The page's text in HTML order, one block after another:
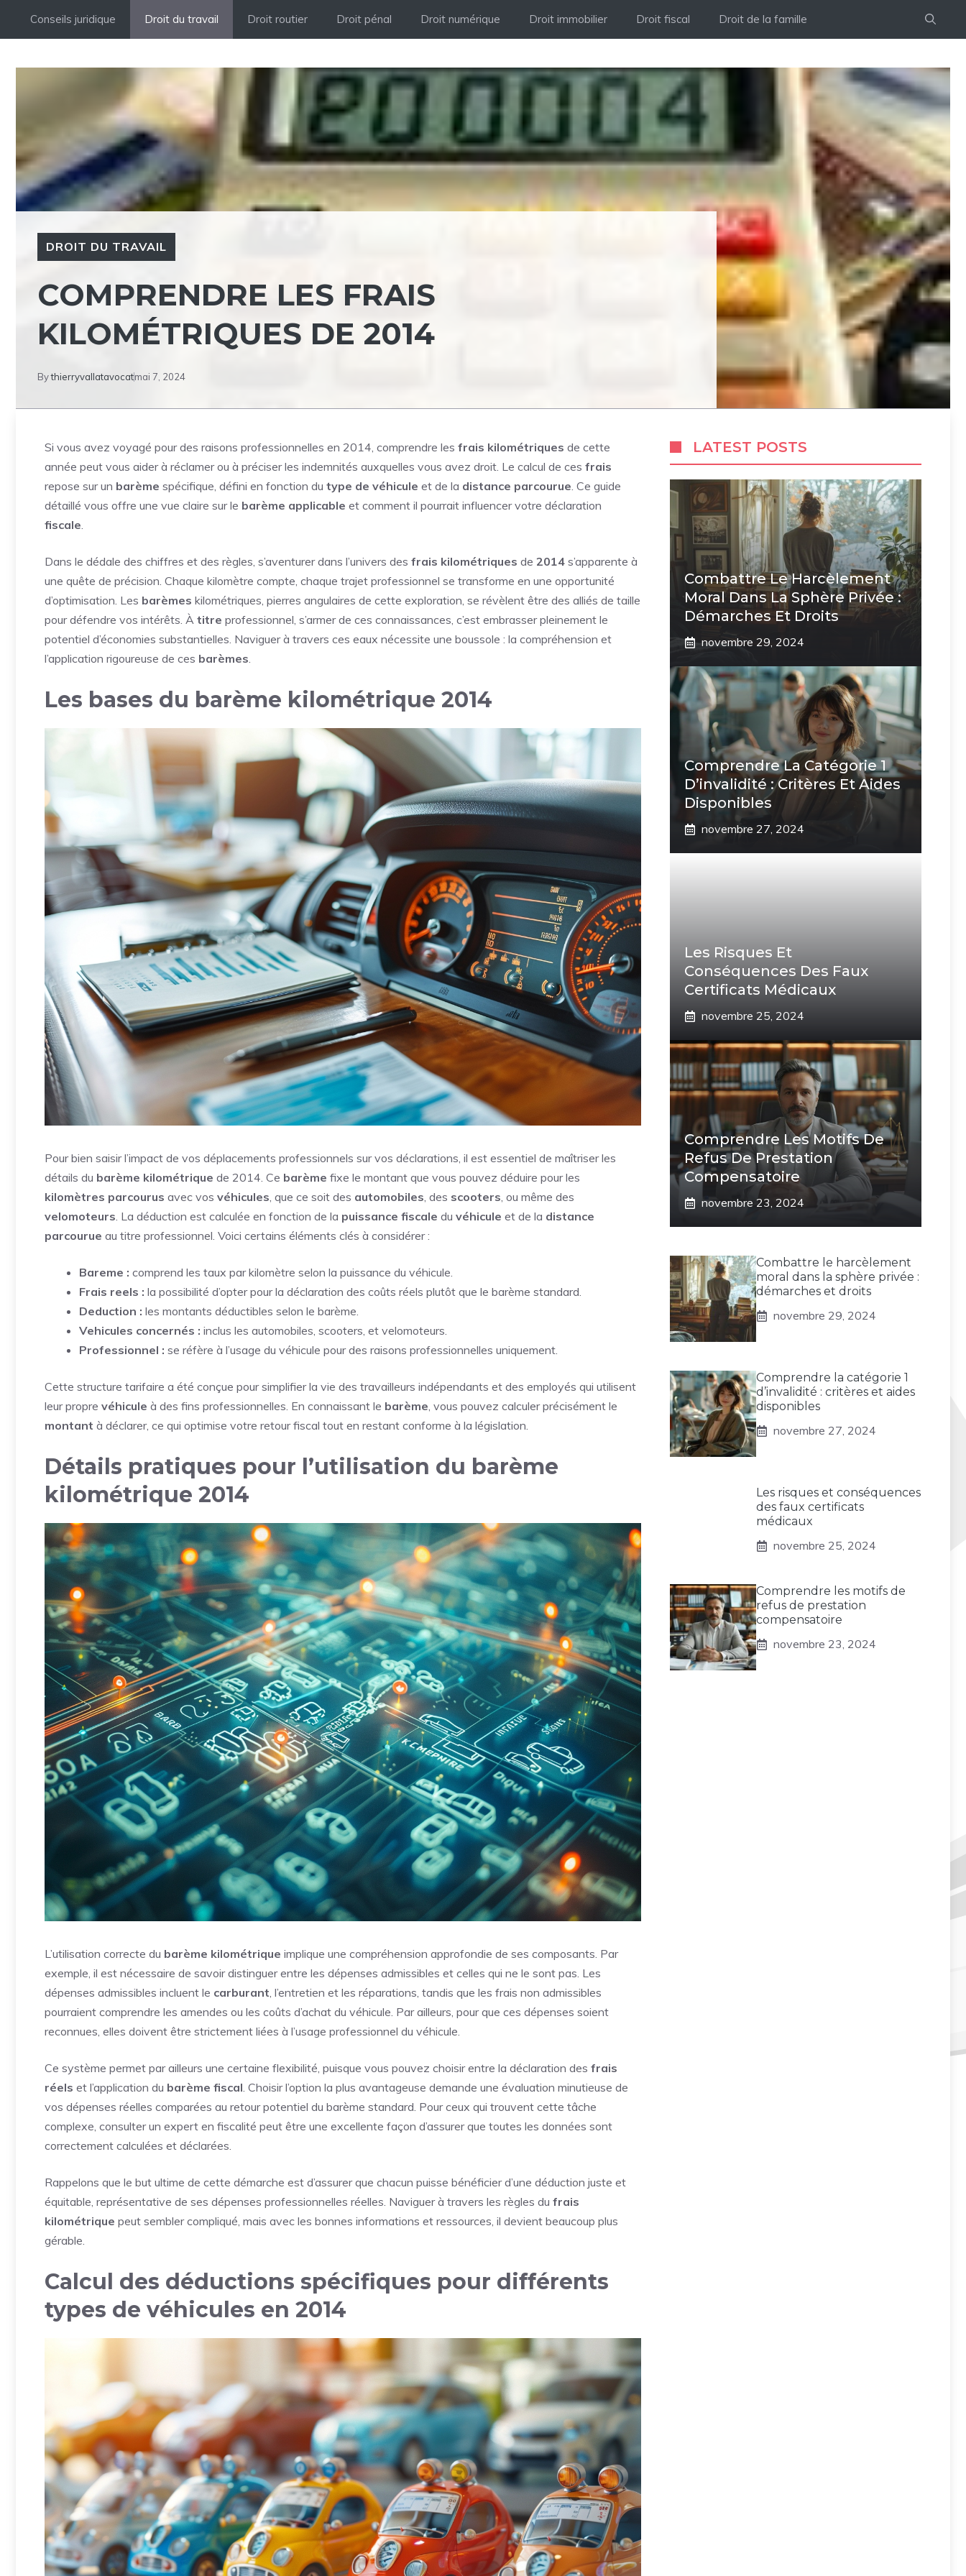
Conseils juridique Droit du travail Droit routier Droit pénal Droit numérique Droit immobilier Droit fiscal Droit de la famille
DROIT DU TRAVAIL
COMPRENDRE LES FRAIS
KILOMÉTRIQUES DE 2014
Bythierryvallatavocatmai 7, 2024
Si vous avez voyagé pour des raisons professionnelles en 2014, comprendre les frais kilométriques de cette
année peut vous aider à réclamer ou à préciser les indemnités auxquelles vous avez droit. Le calcul de ces frais
repose sur un barème spécifique, défini en fonction du type de véhicule et de la distance parcourue. Ce guide
détaillé vous offre une vue claire sur le barème applicable et comment il pourrait influencer votre déclaration
fiscale.
Dans le dédale des chiffres et des règles, s’aventurer dans l’univers des frais kilométriques de 2014 s’apparente à
une quête de précision. Chaque kilomètre compte, chaque trajet professionnel se transforme en une opportunité
d’optimisation. Les barèmes kilométriques, pierres angulaires de cette exploration, se révèlent être des alliés de taille
pour défendre vos intérêts. À titre professionnel, s’armer de ces connaissances, c’est embrasser pleinement le
potentiel d’économies substantielles. Naviguer à travers ces eaux nécessite une boussole : la compréhension et
l’application rigoureuse de ces barèmes.
Les bases du barème kilométrique 2014
Pour bien saisir l’impact de vos déplacements professionnels sur vos déclarations, il est essentiel de maîtriser les
détails du barème kilométrique de 2014. Ce barème fixe le montant que vous pouvez déduire pour les
kilomètres parcourus avec vos véhicules, que ce soit des automobiles, des scooters, ou même des
velomoteurs. La déduction est calculée en fonction de la puissance fiscale du véhicule et de la distance
parcourue au titre professionnel. Voici certains éléments clés à considérer :
Bareme : comprend les taux par kilomètre selon la puissance du véhicule.
Frais reels : la possibilité d’opter pour la déclaration des coûts réels plutôt que le barème standard.
Deduction : les montants déductibles selon le barème.
Vehicules concernés : inclus les automobiles, scooters, et velomoteurs.
Professionnel : se réfère à l’usage du véhicule pour des raisons professionnelles uniquement.
Cette structure tarifaire a été conçue pour simplifier la vie des travailleurs indépendants et des employés qui utilisent
leur propre véhicule à des fins professionnelles. En connaissant le barème, vous pouvez calculer précisément le
montant à déclarer, ce qui optimise votre retour fiscal tout en restant conforme à la législation.
Détails pratiques pour l’utilisation du barème
kilométrique 2014
L’utilisation correcte du barème kilométrique implique une compréhension approfondie de ses composants. Par
exemple, il est nécessaire de savoir distinguer entre les dépenses admissibles et celles qui ne le sont pas. Les
dépenses admissibles incluent le carburant , l’entretien et les réparations, tandis que les frais non admissibles
pourraient comprendre les amendes ou les coûts d’achat du véhicule. Par ailleurs, pour que ces dépenses soient
reconnues, elles doivent être strictement liées à l’usage professionnel du véhicule.
Ce système permet par ailleurs une certaine flexibilité, puisque vous pouvez choisir entre la déclaration des frais
réels et l’application du barème fiscal . Choisir l’option la plus avantageuse demande une évaluation minutieuse de
vos dépenses réelles comparées au retour potentiel du barème standard. Pour ceux qui trouvent cette tâche
complexe, consulter un expert en fiscalité peut être une excellente façon d’assurer que toutes les données sont
correctement calculées et déclarées.
Rappelons que le but ultime de cette démarche est d’assurer que chacun puisse bénéficier d’une déduction juste et
équitable, représentative de ses dépenses professionnelles réelles. Naviguer à travers les règles du frais
kilométrique peut sembler compliqué, mais avec les bonnes informations et ressources, il devient beaucoup plus
gérable.
Calcul des déductions spécifiques pour différents
types de véhicules en 2014
LATEST POSTS
Combattre Le Harcèlement
Moral Dans La Sphère Privée :
Démarches Et Droits
novembre 29, 2024
Comprendre La Catégorie 1
D’invalidité : Critères Et Aides
Disponibles
novembre 27, 2024
Les Risques Et
Conséquences Des Faux
Certificats Médicaux
novembre 25, 2024
Comprendre Les Motifs De
Refus De Prestation
Compensatoire
novembre 23, 2024
Combattre le harcèlement
moral dans la sphère privée :
démarches et droits
novembre 29, 2024
Comprendre la catégorie 1
d’invalidité : critères et aides
disponibles
novembre 27, 2024
Les risques et conséquences
des faux certificats
médicaux
novembre 25, 2024
Comprendre les motifs de
refus de prestation
compensatoire
novembre 23, 2024